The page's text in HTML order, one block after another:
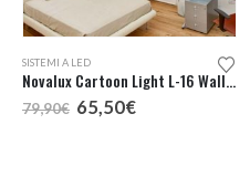
SISTEMI A LED
Novalux Cartoon Light L-16 Wall Profilo Lineare
79,90€ Il
prezzo
65,50€Il